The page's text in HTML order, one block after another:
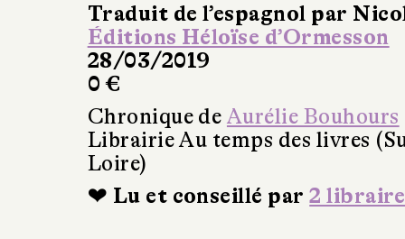
Traduit de l’espagnol par
Éditions Héloïse d’Ormesson
28/03/2019
0 €
Chronique de Aurélie Bouhours
Librairie Au temps des livres
Loire)
❤ Lu et conseillé par2